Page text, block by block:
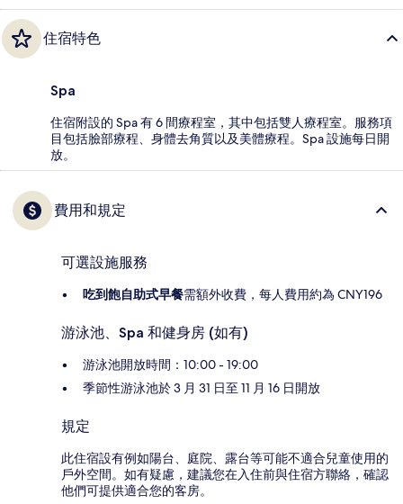
住宿特色
Spa
住宿附設的 Spa 有 6 間療程室，其中包括雙人療程室。服務項
目包括臉部療程、身體去角質以及美體療程。Spa 設施每日開
放。
費用和規定
可選設施服務
吃到飽自助式早餐需額外收費，每人費用約為 CNY196
游泳池、Spa 和健身房 (如有)
游泳池開放時間：10:00 - 19:00
季節性游泳池於 3 月 31 日至 11 月 16 日開放
規定
此住宿設有例如陽台、庭院、露台等可能不適合兒童使用的
戶外空間。如有疑慮，建議您在入住前與住宿方聯絡，確認
他們可提供適合您的客房。